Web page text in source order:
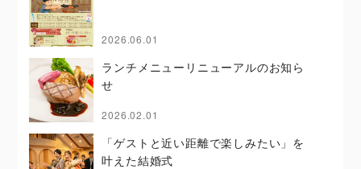
2026.06.01
ランチメニューリニューアルのお知ら
せ
2026.02.01
「ゲストと近い距離で楽しみたい」を
叶えた結婚式